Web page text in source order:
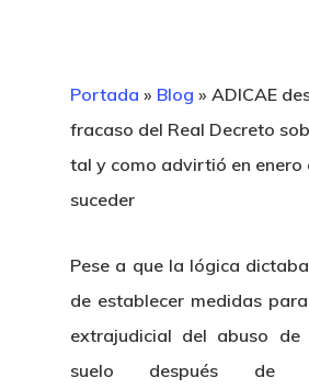
Portada » Blog » ADICAE
fracaso del Real Decreto
tal y como advirtió en enero
suceder
Pese a que la lógica
de establecer medidas
extrajudicial del abuso de
suelo después de